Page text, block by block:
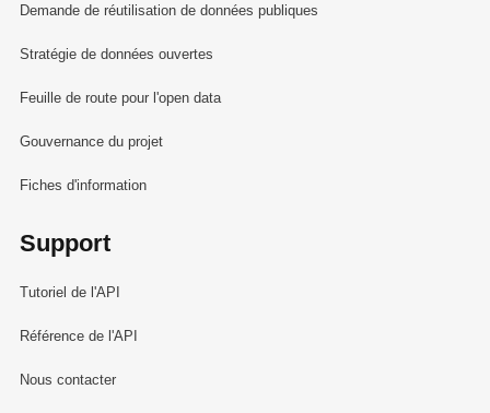
Demande de réutilisation de données publiques
Stratégie de données ouvertes
Feuille de route pour l'open data
Gouvernance du projet
Fiches d'information
Support
Tutoriel de l'API
Référence de l'API
Nous contacter